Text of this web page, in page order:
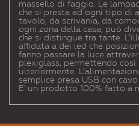
massello di faggio. Le
che si presta ad ogni tipo di
tavolo, da scrivania, da
ogni zona della casa, può
che si distingue tra tante.
affidata a dei led che
fanno passare la luce
plexiglass, permettendo
ulteriormente.
semplice presa USB con
E' un prodotto 100% fatto a